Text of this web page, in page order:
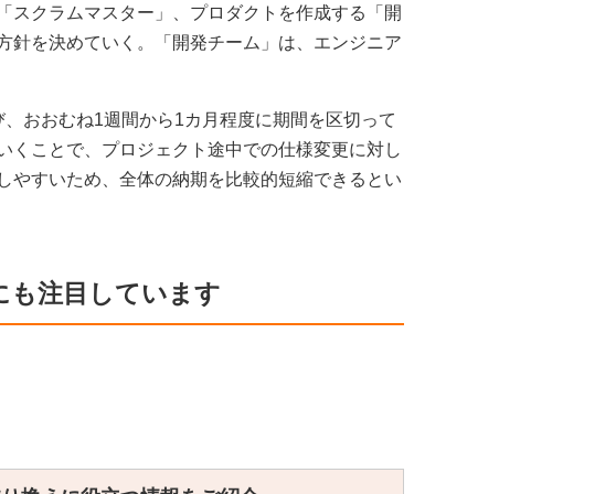
スクラムマスター」、プロダクトを作成する「開
針を決めていく。「開発チーム」は、エンジニア
おおむね1週間から1カ月程度に期間を区切って
くことで、プロジェクト途中での仕様変更に対し
やすいため、全体の納期を比較的短縮できるとい
も注目しています